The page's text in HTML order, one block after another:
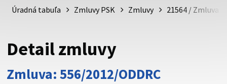
psk.sk.
Buďte pozorní a vždy sa uistite, že zdieľate informácie iba
cez zabezpečenú webovú stránku. Zabezpečená stránka
vždy začína https:// pred názvom domény webového sídla.
Úradná tabuľa Zmluvy PSK Zmluvy 21564 / Zmluva
Detail zmluvy
Zmluva: 556/2012/ODDRC